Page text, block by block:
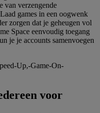
van verzengende
games in een oogwenk
zorgen dat je geheugen vol
Space eenvoudig toegang
je je accounts samenvoegen
voor